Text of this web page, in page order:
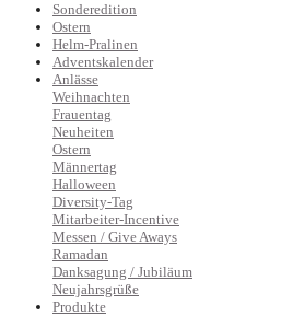
Sonderedition
Ostern
Helm-Pralinen
Adventskalender
Anlässe
Weihnachten
Frauentag
Neuheiten
Ostern
Männertag
Halloween
Diversity-Tag
Mitarbeiter-Incentive
Messen / Give Aways
Ramadan
Danksagung / Jubiläum
Neujahrsgrüße
Produkte